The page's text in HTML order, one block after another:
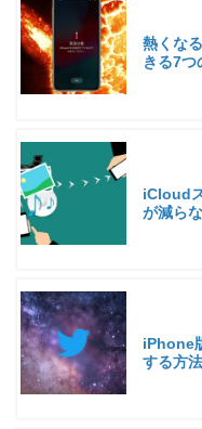
熱くな
きる7つ
iCloud
が減ら
iPhone
する方